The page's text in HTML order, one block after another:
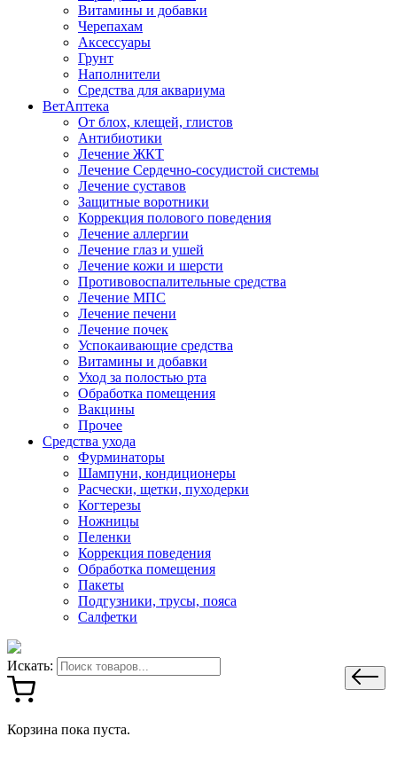
Витамины и добавки
Черепахам
Аксессуары
Грунт
Наполнители
Средства для аквариума
ВетАптека
От блох, клещей, глистов
Антибиотики
Лечение ЖКТ
Лечение Сердечно-сосудистой системы
Лечение суставов
Защитные воротники
Коррекция полового поведения
Лечение аллергии
Лечение глаз и ушей
Лечение кожи и шерсти
Противовоспалительные средства
Лечение МПС
Лечение печени
Лечение почек
Успокаивающие средства
Витамины и добавки
Уход за полостью рта
Обработка помещения
Вакцины
Прочее
Средства ухода
Фурминаторы
Шампуни, кондиционеры
Расчески, щетки, пуходерки
Когтерезы
Ножницы
Пеленки
Коррекция поведения
Обработка помещения
Пакеты
Подгузники, трусы, пояса
Салфетки
Искать:
Корзина пока пуста.